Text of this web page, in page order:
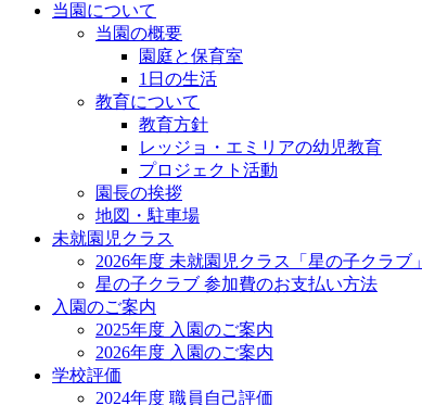
当園について
当園の概要
園庭と保育室
1日の生活
教育について
教育方針
レッジョ・エミリアの幼児教育
プロジェクト活動
園長の挨拶
地図・駐車場
未就園児クラス
2026年度 未就園児クラス「星の子クラブ」
星の子クラブ 参加費のお支払い方法
入園のご案内
2025年度 入園のご案内
2026年度 入園のご案内
学校評価
2024年度 職員自己評価